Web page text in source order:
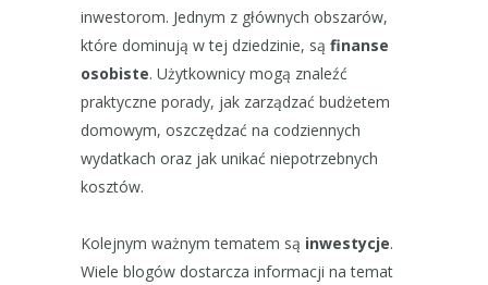
inwestorom. Jednym z głównych obszarów,
które dominują w tej dziedzinie, są finanse
osobiste. Użytkownicy mogą znaleźć
praktyczne porady, jak zarządzać budżetem
domowym, oszczędzać na codziennych
wydatkach oraz jak unikać niepotrzebnych
kosztów.
Kolejnym ważnym tematem są inwestycje.
Wiele blogów dostarcza informacji na temat